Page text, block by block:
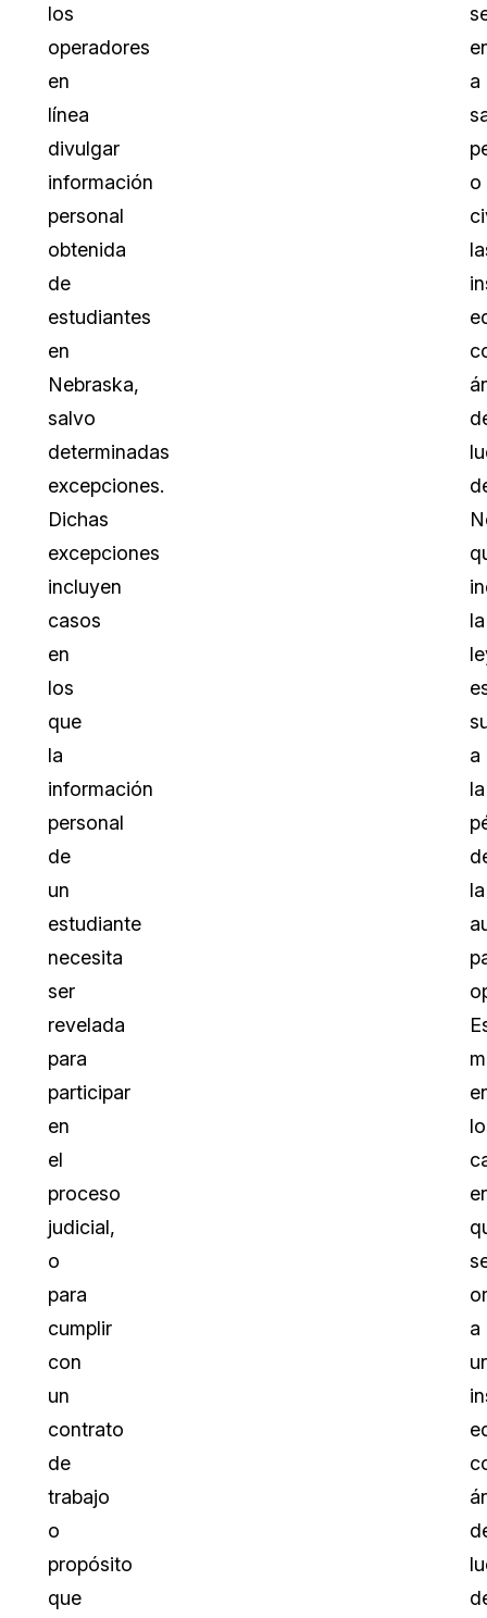
los
operadores
en
línea
divulgar
información
personal
obtenida
de
estudiantes
en
Nebraska,
salvo
determinadas
excepciones.
Dichas
excepciones
incluyen
casos
en
los
que
la
información
personal
de
un
estudiante
necesita
ser
revelada
para
participar
en
el
proceso
judicial,
o
para
cumplir
con
un
contrato
de
trabajo
o
propósito
que
a
o
la
a
la
la
a